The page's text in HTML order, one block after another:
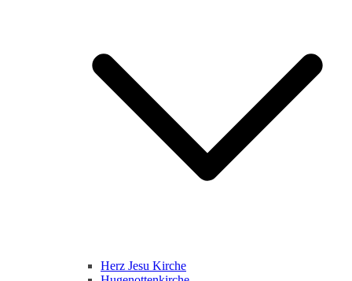
Herz Jesu Kirche